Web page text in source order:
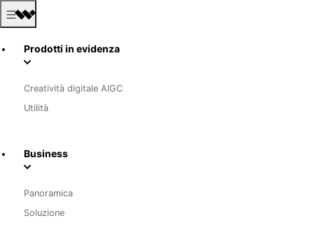
Prodotti in evidenza
Creatività digitale AIGC
Utilità
Business
Panoramica
Soluzione